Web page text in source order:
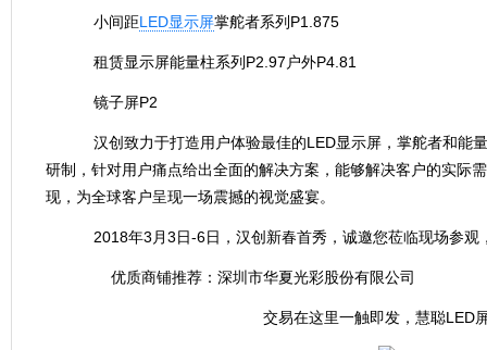
小间距LED显示屏掌舵者系列P1.875
租赁显示屏能量柱系列P2.97户外P4.81
镜子屏P2
汉创致力于打造用户体验最佳的LED显示屏，掌舵者和能
研制，针对用户痛点给出全面的解决方案，能够解决客户的实际
现，为全球客户呈现一场震撼的视觉盛宴。
2018年3月3日-6日，汉创新春首秀，诚邀您莅临现场参观
优质商铺推荐： 深圳市华夏光彩股份有限公司
交易在这里一触即发，慧聪LED